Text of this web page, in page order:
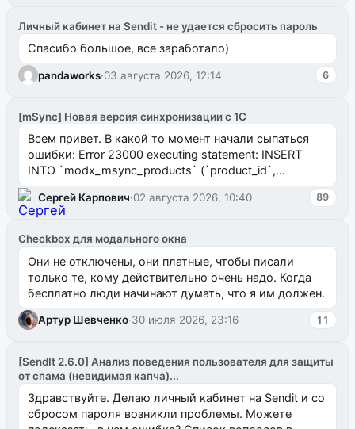
Личный кабинет на Sendit - не удается сбросить пароль
Спасибо большое, все заработало)
pandaworks·03 августа 2026, 12:14 6
[mSync] Новая версия синхронизации с 1С
Всем привет. В какой то момент начали сыпаться
ошибки: Error 23000 executing statement: INSERT
INTO `modx_msync_products` (`product_id`,
`uuid_1c`) VALUES ...
Сергей Карпович·02 августа 2026, 10:40 89
Checkbox для модального окна
Они не отключены, они платные, чтобы писали
только те, кому действительно очень надо. Когда
бесплатно люди начинают думать, что я им должен.
Артур Шевченко·30 июля 2026, 23:16 11
[SendIt 2.6.0] Анализ поведения пользователя для защиты
от спама (невидимая капча)...
Здравствуйте. Делаю личный кабинет на Sendit и со
сбросом пароля возникли проблемы. Можете